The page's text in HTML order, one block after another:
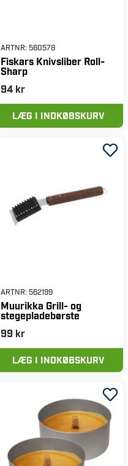
ARTNR: 560578
Fiskars Knivsliber Roll-
Sharp
94 kr
LÆG I INDKØBSKURV
ARTNR: 562199
Muurikka Grill- og
stegepladebørste
99 kr
LÆG I INDKØBSKURV